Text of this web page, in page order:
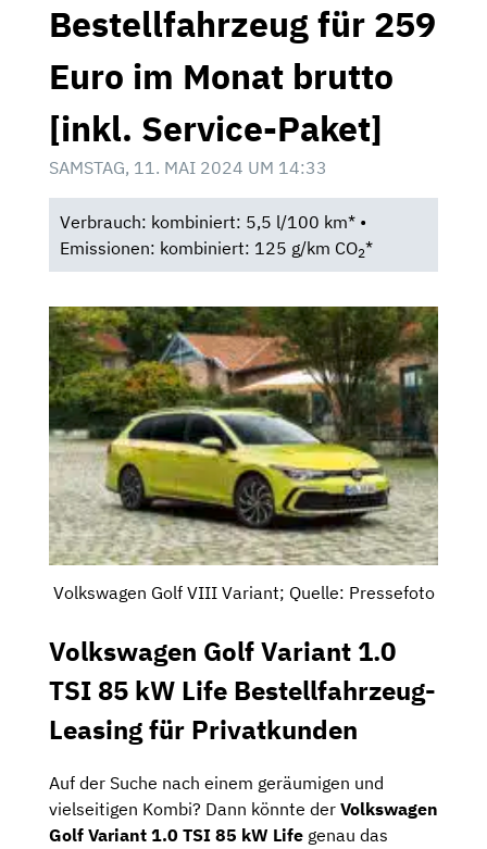
Bestellfahrzeug für 259
Euro im Monat brutto
[inkl. Service-Paket]
SAMSTAG, 11. MAI 2024 UM 14:33
Verbrauch: kombiniert: 5,5 l/100 km* •
Emissionen: kombiniert: 125 g/km CO2*
Volkswagen Golf VIII Variant; Quelle: Pressefoto
Volkswagen Golf Variant 1.0
TSI 85 kW Life Bestellfahrzeug-
Leasing für Privatkunden
Auf der Suche nach einem geräumigen und
vielseitigen Kombi? Dann könnte der Volkswagen
Golf Variant 1.0 TSI 85 kW Life genau das